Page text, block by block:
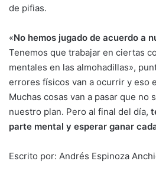
de pifias.
«No hemos jugado de acuerdo a
Tenemos que trabajar en ciertas
mentales en las almohadillas»,
errores físicos van a ocurrir y eso
Muchas cosas van a pasar que no
nuestro plan. Pero al final del día,
parte mental y esperar ganar
Escrito por: Andrés Espinoza